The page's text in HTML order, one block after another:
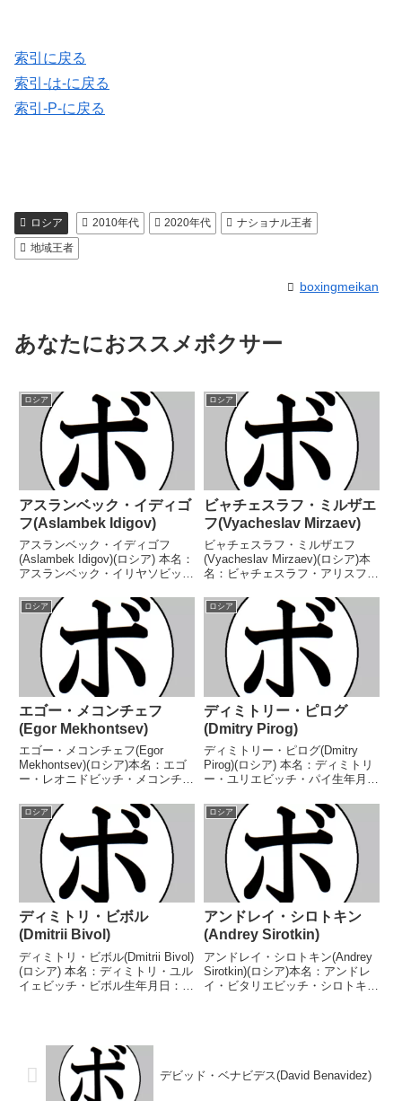
索引に戻る
索引-は-に戻る
索引-P-に戻る
ロシア 2010年代 2020年代
ナショナル王者
地域王者
boxingmeikan
あなたにおススメボクサー
ロシア
アスランベック・イディゴ
フ(Aslambek Idigov)
アスランベック・イディゴフ
(Aslambek Idigov)(ロシア) 本名：
アスランベック・イリヤソビッ
年11月9日国籍：ロシア戦績：27
戦26勝(9KO)1敗 【獲得タイト
ル】IBOスーパーミドル級ユー
ス...
ロシア
ビャチェスラフ・ミルザエ
フ(Vyacheslav Mirzaev)
ビャチェスラフ・ミルザエフ
(Vyacheslav Mirzaev)(ロシア)本
名：ビャチェスラフ・アリスフロ
1988年8月20日国籍：ロシア戦
績：13戦12勝(3KO)1敗【獲得タ
イトル】WBCインターナショナ
ルバ...
ロシア
エゴー・メコンチェフ
(Egor Mekhontsev)
エゴー・メコンチェフ(Egor
Mekhontsev)(ロシア)本名：エゴ
ー・レオニドビッチ・メコンチェ
籍：ロシア戦績：14戦13勝
(8KO)1分【獲得タイトル】2008
年度欧州ボクシング選手権ヘビー
級優...
ロシア
ディミトリー・ピログ
(Dmitry Pirog)
ディミトリー・ピログ(Dmitry
Pirog)(ロシア) 本名：ディミトリ
ー・ユリエビッチ・パイ生年月
戦績：20戦20勝(15KO) 【獲得タ
イトル】ロシアミドル級王座
CISBBスロベニアミドル級王座
ロシア
ディミトリ・ビボル
(Dmitrii Bivol)
ディミトリ・ビボル(Dmitrii Bivol)
(ロシア) 本名：ディミトリ・ユル
イェビッチ・ビボル生年月日：
米)ライトヘビー級シ...
ロシア
アンドレイ・シロトキン
(Andrey Sirotkin)
アンドレイ・シロトキン(Andrey
Sirotkin)(ロシア)本名：アンドレ
イ・ビタリエビッチ・シロトキン
デビッド・ベナビデス(David Benavidez)